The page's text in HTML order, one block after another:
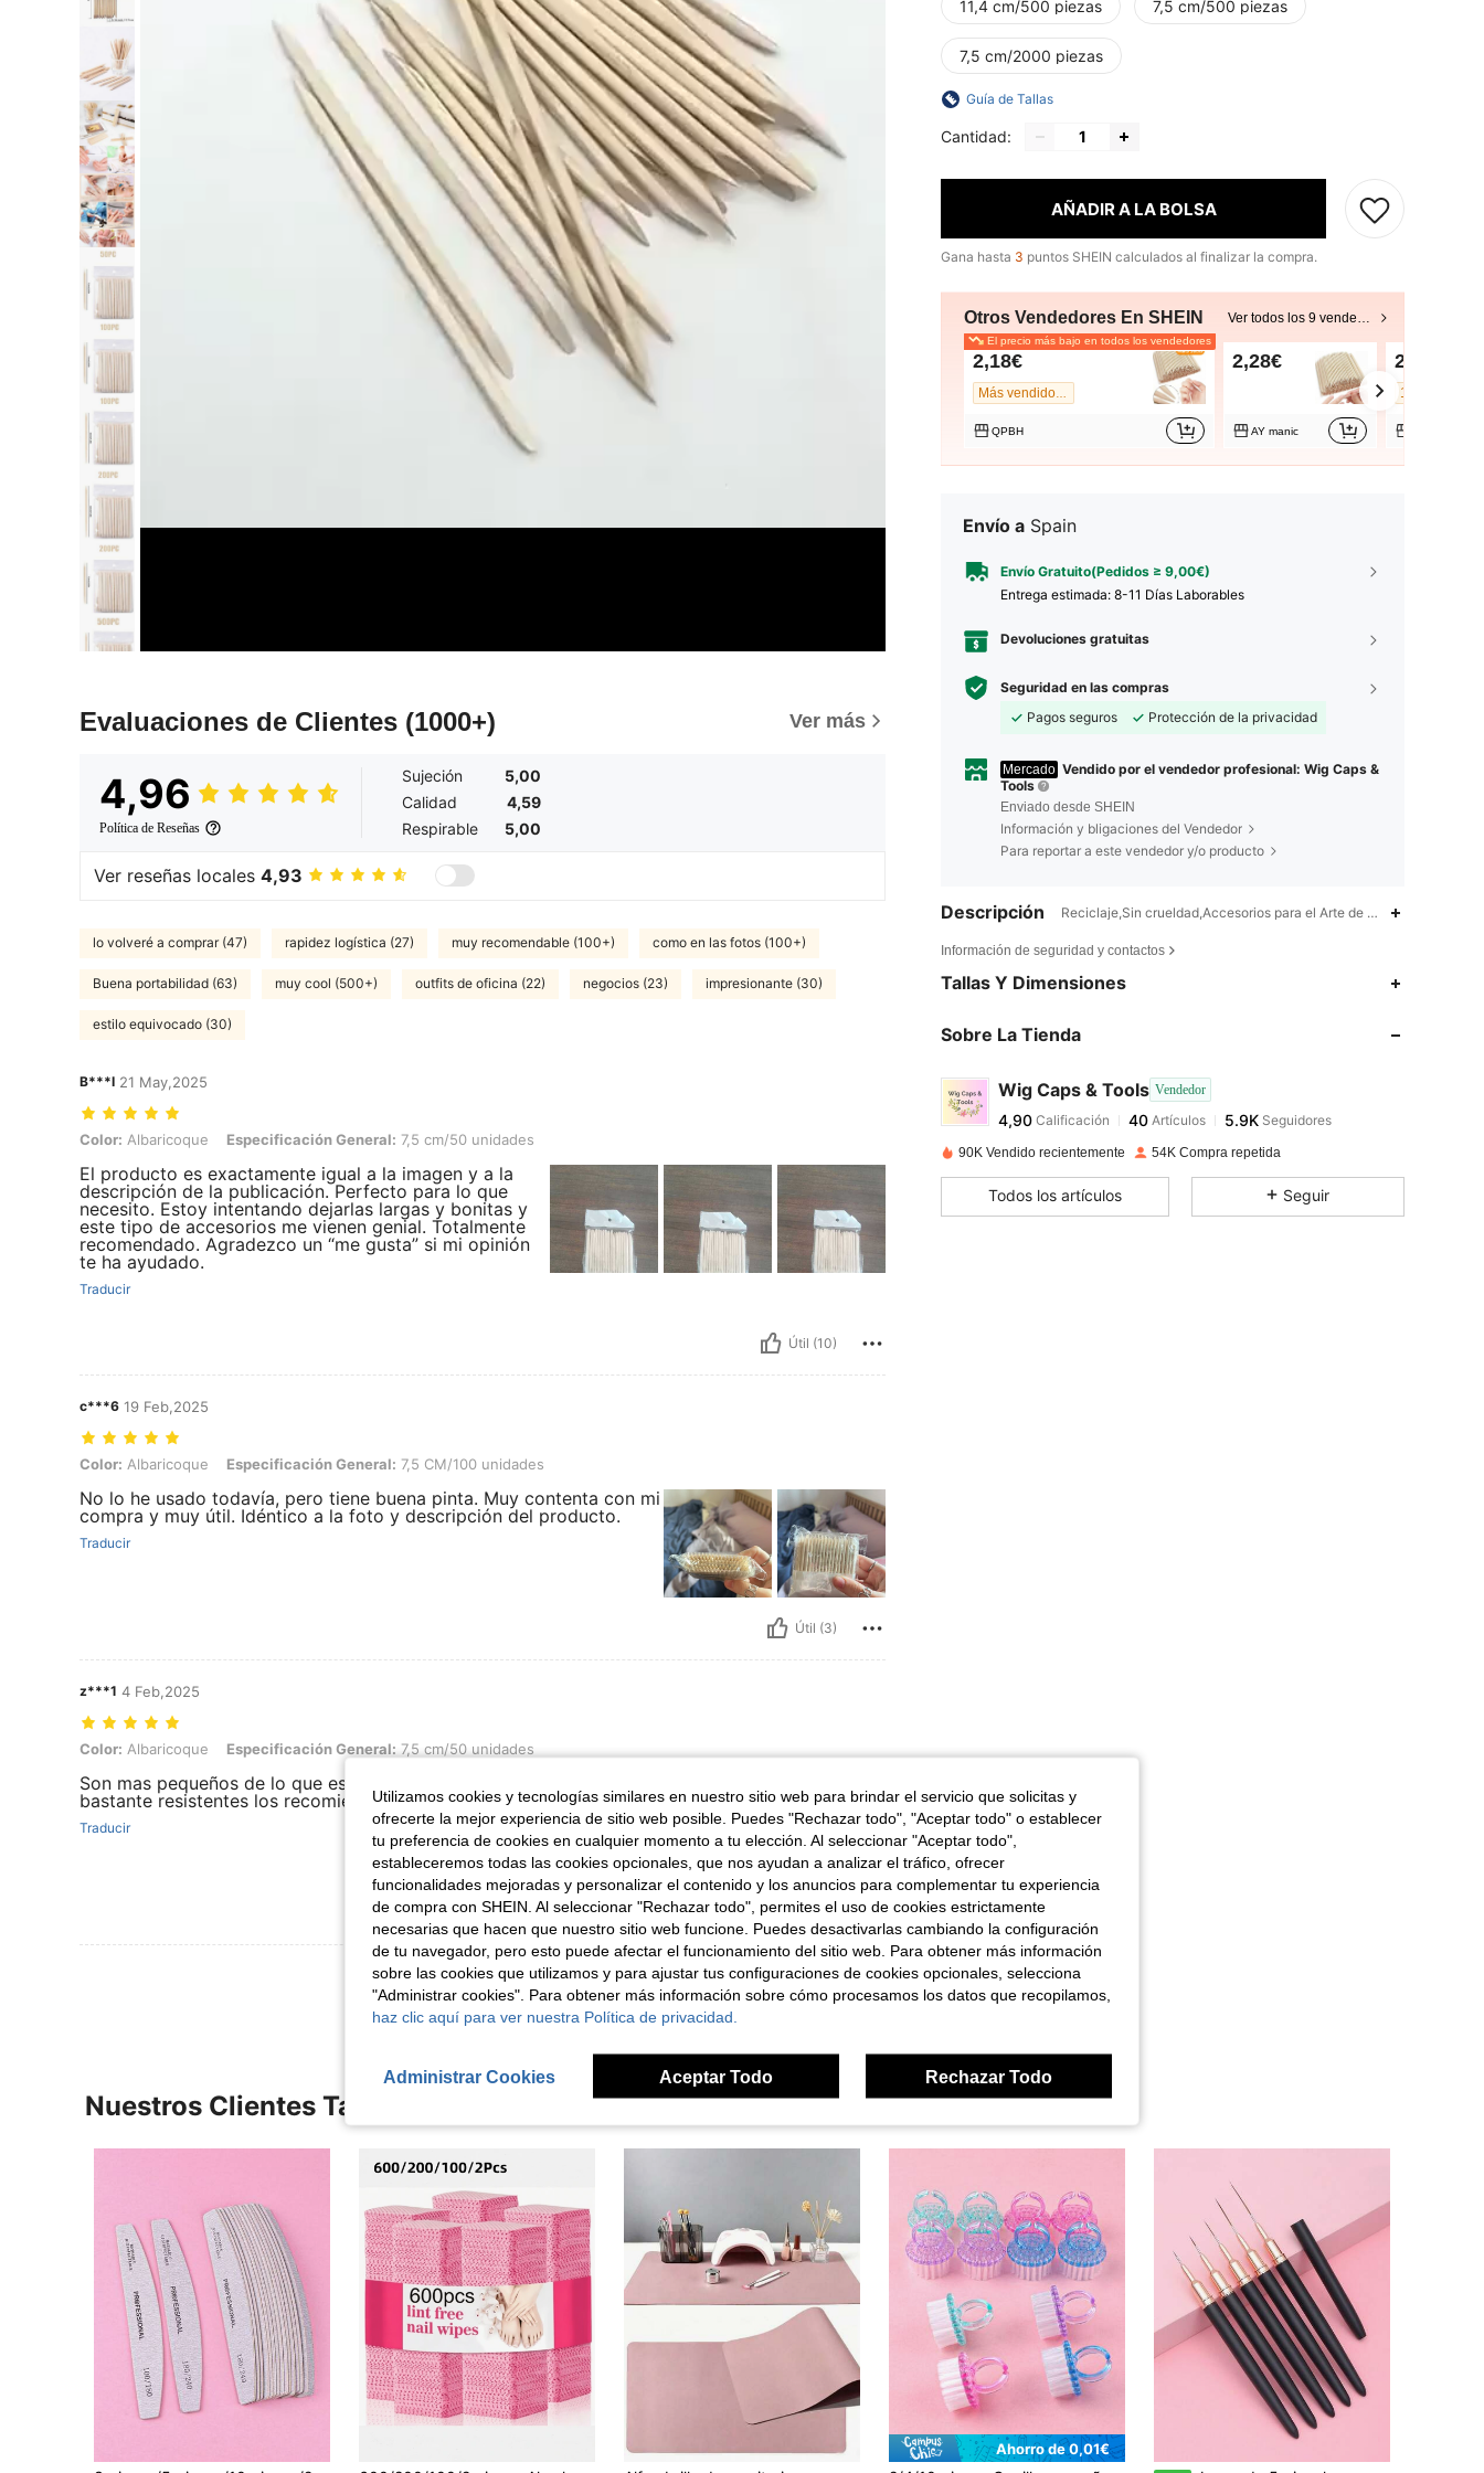
Evaluaciones de Clientes (1000+) Ver más
4,96
Política de Reseñas
Sujeción
5,00
Calidad
4,59
Respirable
5,00
Ver reseñas locales 4,93
lo volveré a comprar (47) rapidez logística (27) muy recomendable (100+) como en las fotos (100+)
Buena portabilidad (63) muy cool (500+) outfits de oficina (22) negocios (23) impresionante (30)
estilo equivocado (30)
B***I 21 May,2025
Color: Albaricoque, Especificación General: 7,5 cm/50 unidades
Color: Albaricoque Especificación General: 7,5 cm/50 unidades
El producto es exactamente igual a la imagen y a la
descripción de la publicación. Perfecto para lo que
necesito. Estoy intentando dejarlas largas y bonitas y
este tipo de accesorios me vienen genial. Totalmente
recomendado. Agradezco un “me gusta” si mi opinión
te ha ayudado.
Traducir
Útil (10)
c***6 19 Feb,2025
Color: Albaricoque, Especificación General: 7,5 CM/100 unidades
Color: Albaricoque Especificación General: 7,5 CM/100 unidades
No lo he usado todavía, pero tiene buena pinta. Muy contenta con mi
compra y muy útil. Idéntico a la foto y descripción del producto.
Traducir
Útil (3)
z***1 4 Feb,2025
Color: Albaricoque, Especificación General: 7,5 cm/50 unidades
Color: Albaricoque Especificación General: 7,5 cm/50 unidades
Son mas pequeños de lo que esperaba pero cumplen muy bien su funcion y son
bastante resistentes los recomiendo
Traducir
Útil (2)
Ver Más Reseñas
11,4 cm/500 piezas 7,5 cm/500 piezas
7,5 cm/2000 piezas
Guía de Tallas
Cantidad:
AÑADIR A LA BOLSA
Gana hasta 3 puntos SHEIN calculados al finalizar la compra.
Otros Vendedores En SHEIN Ver todos los 9 vendedores
El precio más bajo en todos los vendedores
2,18€
QPBH
2,28€
AY manic
2,28€
100+
Envío a Spain
Envío Gratuito(Pedidos ≥ 9,00€)
Entrega estimada: 8-11 Días Laborables
Devoluciones gratuitas
Seguridad en las compras
Pagos seguros
Protección de la privacidad
Mercado Vendido por el vendedor profesional: Wig Caps &
Tools
Enviado desde SHEIN
Información y bligaciones del Vendedor
Para reportar a este vendedor y/o producto
Descripción Reciclaje,Sin crueldad,Accesorios para el Arte de Uñas,Ninguno
Información de seguridad y contactos
Tallas Y Dimensiones
Sobre La Tienda
Wig Caps & Tools Vendedor
4,90
4,90
4,90 Calificación 40 Artículos
g***bpagadoHace 1 día
90K Vendido recientemente 54K Compra repetida
Todos los artículos Seguir
Nuestros Clientes También Vieron
#1 Más vendidos
en Multicolor Accesorios para decoración de uñas
Ahorro de 0,01€
Utilizamos cookies y tecnologías similares en nuestro sitio web para brindar el servicio que solicitas y
ofrecerte la mejor experiencia de sitio web posible. Puedes "Rechazar todo", "Aceptar todo" o establecer
tu preferencia de cookies en cualquier momento a tu elección. Al seleccionar "Aceptar todo",
estableceremos todas las cookies opcionales, que nos ayudan a analizar el tráfico, ofrecer
funcionalidades mejoradas y personalizar el contenido y los anuncios para complementar tu experiencia
de compra con SHEIN. Al seleccionar "Rechazar todo", permites el uso de cookies estrictamente
necesarias que hacen que nuestro sitio web funcione. Puedes desactivarlas cambiando la configuración
de tu navegador, pero esto puede afectar el funcionamiento del sitio web. Para obtener más información
sobre las cookies que utilizamos y para ajustar tus configuraciones de cookies opcionales, selecciona
"Administrar cookies". Para obtener más información sobre cómo procesamos los datos que recopilamos,
haz clic aquí para ver nuestra Política de privacidad.
Administrar Cookies Aceptar Todo Rechazar Todo